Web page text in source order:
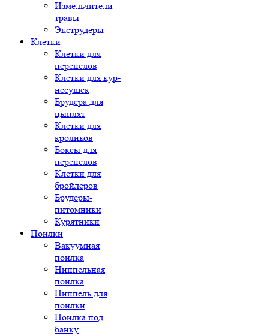
Измельчители
травы
Экструдеры
Клетки
Клетки для
перепелов
Клетки для кур-
несушек
Брудера для
цыплят
Клетки для
кроликов
Боксы для
перепелов
Клетки для
бройлеров
Брудеры-
питомники
Курятники
Поилки
Вакуумная
поилка
Ниппельная
поилка
Ниппель для
поилки
Поилка под
банку